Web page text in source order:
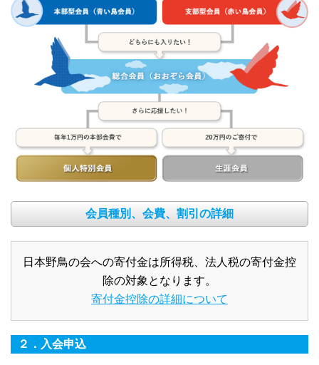
会員種別、会費、割引の詳細
日本野鳥の会への寄付金は所得税、法人税の寄付金控
除の対象となります。
寄付金控除の詳細について
２．入会申込